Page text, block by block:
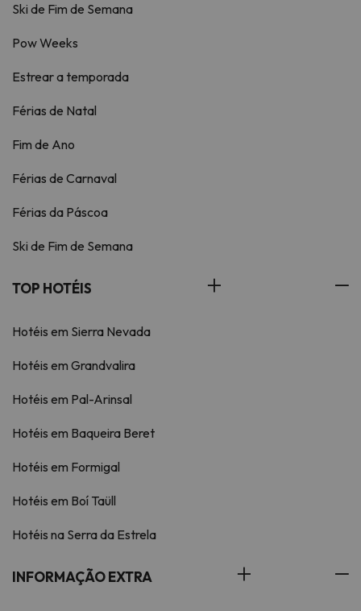
Ski de Fim de Semana
Pow Weeks
Estrear a temporada
Férias de Natal
Fim de Ano
Férias de Carnaval
Férias da Páscoa
Ski de Fim de Semana
TOP HOTÉIS
Hotéis em Sierra Nevada
Hotéis em Grandvalira
Hotéis em Pal-Arinsal
Hotéis em Baqueira Beret
Hotéis em Formigal
Hotéis em Boí Taüll
Hotéis na Serra da Estrela
INFORMAÇÃO EXTRA